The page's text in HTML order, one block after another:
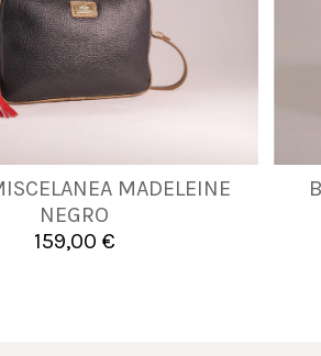
MADELEINE
NEGRO
159,00 €
UNICA
Añadir al carrito